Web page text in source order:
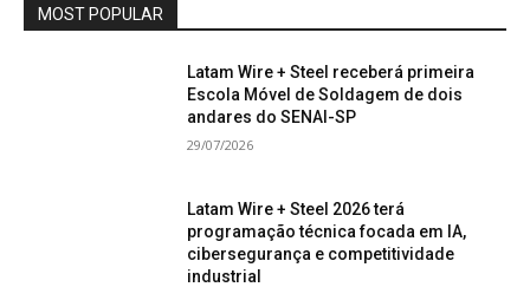
MOST POPULAR
Latam Wire + Steel receberá primeira
Escola Móvel de Soldagem de dois
andares do SENAI-SP
29/07/2026
Latam Wire + Steel 2026 terá
programação técnica focada em IA,
cibersegurança e competitividade
industrial